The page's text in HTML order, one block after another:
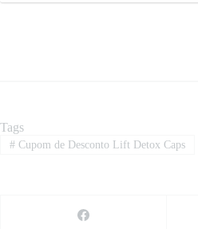
Tags
#Cupom de Desconto Lift Detox Caps